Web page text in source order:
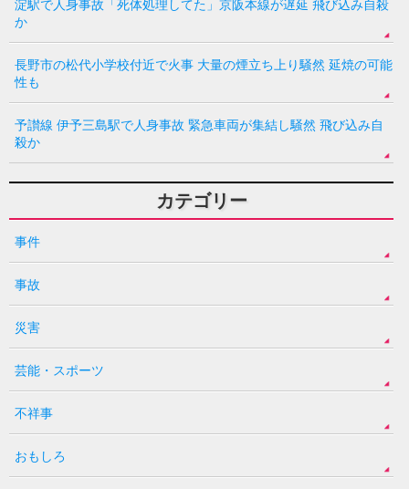
淀駅で人身事故「死体処理してた」京阪本線が遅延 飛び込み自殺
か
長野市の松代小学校付近で火事 大量の煙立ち上り騒然 延焼の可能
性も
予讃線 伊予三島駅で人身事故 緊急車両が集結し騒然 飛び込み自
殺か
カテゴリー
事件
事故
災害
芸能・スポーツ
不祥事
おもしろ